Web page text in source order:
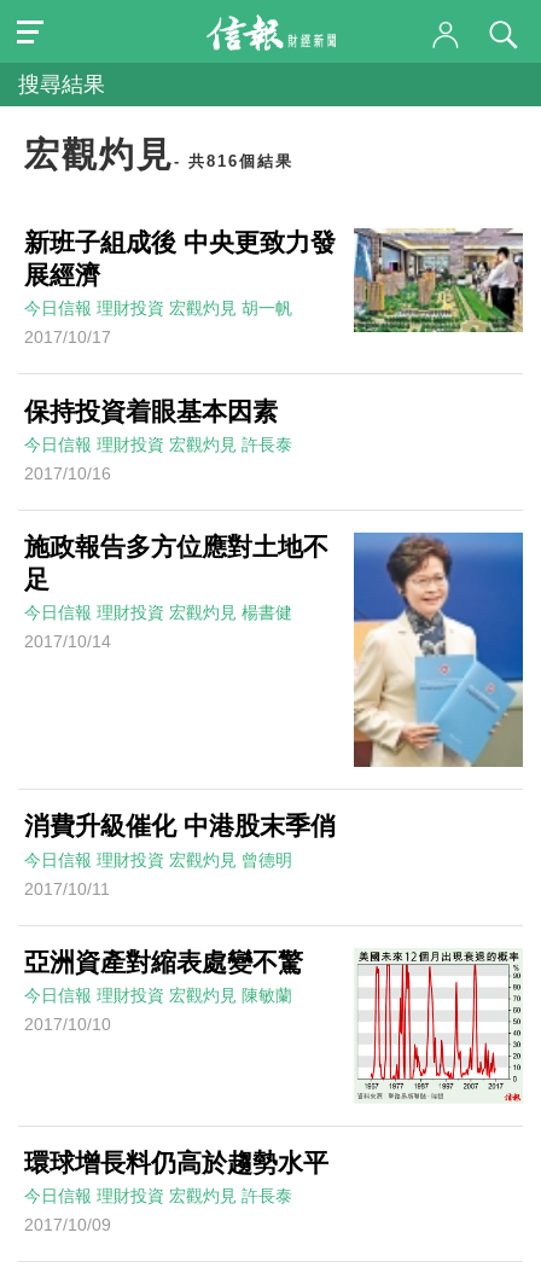
搜尋結果
宏觀灼見- 共816個結果
新班子組成後 中央更致力發
展經濟
今日信報 理財投資 宏觀灼見 胡一帆
2017/10/17
保持投資着眼基本因素
今日信報 理財投資 宏觀灼見 許長泰
2017/10/16
施政報告多方位應對土地不
足
今日信報 理財投資 宏觀灼見 楊書健
2017/10/14
消費升級催化 中港股末季俏
今日信報 理財投資 宏觀灼見 曾德明
2017/10/11
亞洲資產對縮表處變不驚
今日信報 理財投資 宏觀灼見 陳敏蘭
2017/10/10
環球增長料仍高於趨勢水平
今日信報 理財投資 宏觀灼見 許長泰
2017/10/09